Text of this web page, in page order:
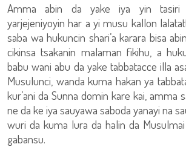
Amma abin da yake iya yin tasiri
yarjejeniyoyin har a yi musu kallon
saba wa hukuncin shari’a karara bisa
cikinsa tsakanin malaman fikihu, a
babu wani abu da yake tabbatacce illa
Musulunci, wanda kuma hakan ya
kur’ani da Sunna domin kare kai, amma
ne da ke iya sauyawa saboda yanayi na
wuri da kuma lura da halin da
gabansu.